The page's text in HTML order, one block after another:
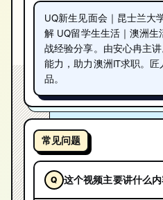
UQ新生见面会｜昆士兰大
解 UQ留学生生活｜澳洲
战经验分享。由安心冉主
能力，助力澳洲IT求职。
品。
常见问题
这个视频主要讲什么内